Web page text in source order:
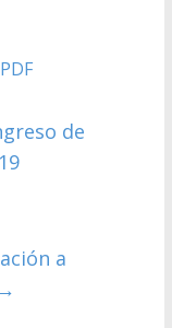
de
a
→